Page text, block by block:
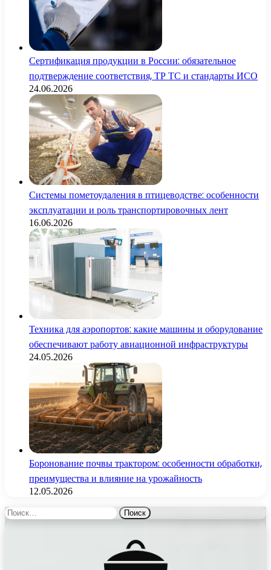
Сертификация продукции в России: обязательное
подтверждение соответствия, ТР ТС и стандарты ИСО
24.06.2026
Системы пометоудаления в птицеводстве: особенности
эксплуатации и роль транспортировочных лент
16.06.2026
Техника для аэропортов: какие машины и оборудование
обеспечивают работу авиационной инфраструктуры
24.05.2026
Боронование почвы трактором: особенности обработки,
преимущества и влияние на урожайность
12.05.2026
Найти: